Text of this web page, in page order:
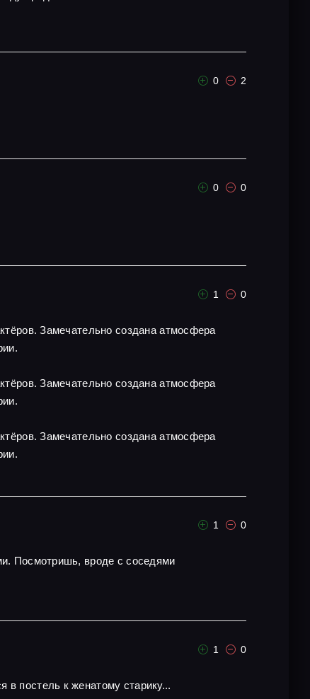
0 2
0 0
1 0
Замечательно создана атмосфера
Замечательно создана атмосфера
Замечательно создана атмосфера
1 0
Посмотришь, вроде с соседями
1 0
постель к женатому старику...